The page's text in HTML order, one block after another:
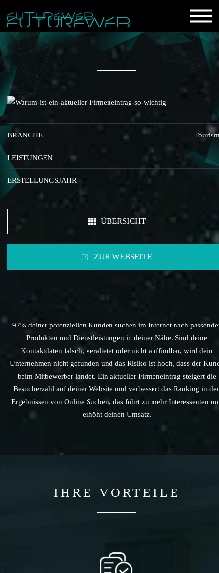
BRANCHE
LEISTUNGEN
ERSTELLUNGSJAHR
ÜBERSICHT
ZUR WEBSEITE
97% deiner potenziellen Kunden suchen im Internet nach
Produkten und Dienstleistungen in deiner Nähe. Sind deine
Kontaktdaten falsch, veraltetet oder nicht auffindbar, wird dein
Unternehmen nicht gefunden und das Risiko ist hoch, dass der
beim Mitbewerber landet. Ein aktueller Firmeneintrag steigert die
Besucherzahl auf deiner Website und verbessert das Ranking in
Ergebnissen von Online Suchen, das führt zu mehr Interessenten
erhöht deinen Umsatz.
IHRE VORTEILE